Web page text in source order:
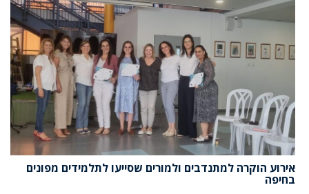
אירוע הוקרה למתנדבים ולמורים שסייעו לתלמידים מפונים
בחיפה